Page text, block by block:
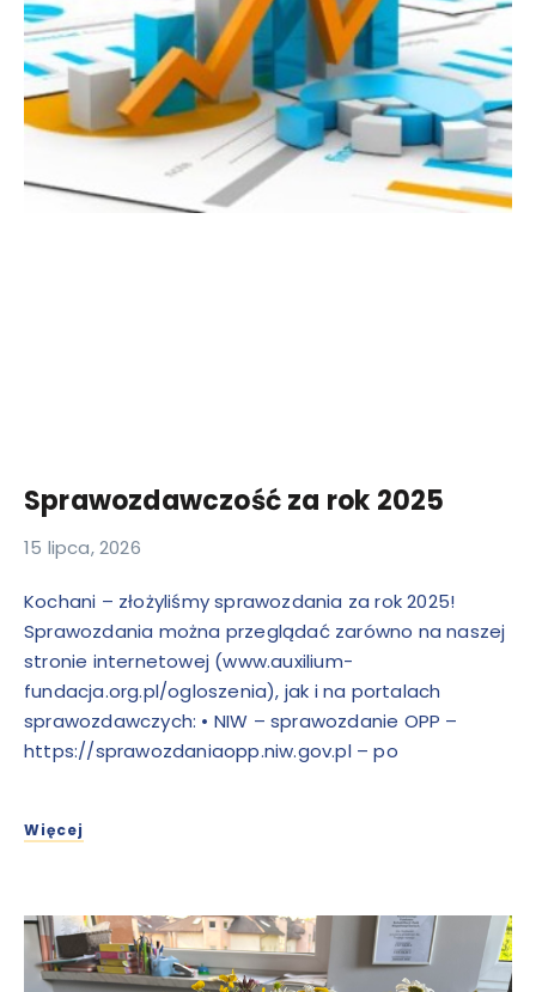
Sprawozdawczość za rok 2025
15 lipca, 2026
Kochani – złożyliśmy sprawozdania za rok 2025!
Sprawozdania można przeglądać zarówno na naszej
stronie internetowej (www.auxilium-
fundacja.org.pl/ogloszenia), jak i na portalach
sprawozdawczych: • NIW – sprawozdanie OPP –
https://sprawozdaniaopp.niw.gov.pl – po
Więcej